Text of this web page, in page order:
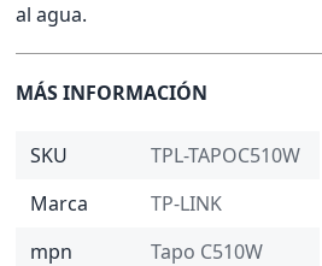
al agua.
MÁS INFORMACIÓN
SKU
TPL-TAPOC510W
Marca
TP-LINK
mpn
Tapo C510W